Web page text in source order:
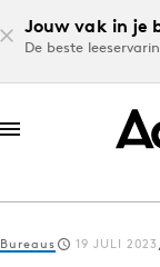
Jouw vak in je
De beste
Log in
Bureaus 19 JULI 2023